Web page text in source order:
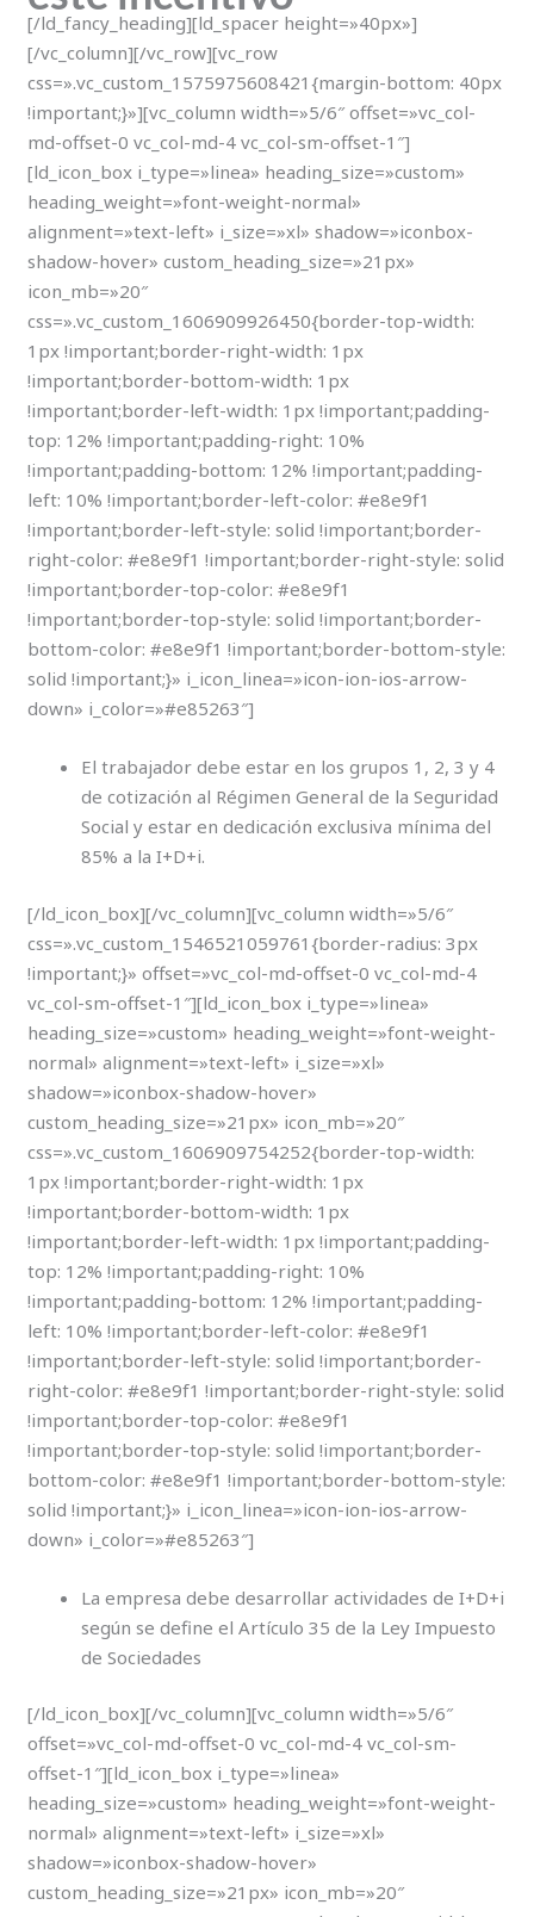
[/ld_fancy_heading][ld_spacer height=»40px»]
[/vc_column][/vc_row][vc_row
css=».vc_custom_1575975608421{margin-bottom: 40px
!important;}»][vc_column width=»5/6″ offset=»vc_col-
md-offset-0 vc_col-md-4 vc_col-sm-offset-1″]
[ld_icon_box i_type=»linea» heading_size=»custom»
heading_weight=»font-weight-normal»
alignment=»text-left» i_size=»xl» shadow=»iconbox-
shadow-hover» custom_heading_size=»21px»
icon_mb=»20″
css=».vc_custom_1606909926450{border-top-width:
1px !important;border-right-width: 1px
!important;border-bottom-width: 1px
!important;border-left-width: 1px !important;padding-
top: 12% !important;padding-right: 10%
!important;padding-bottom: 12% !important;padding-
left: 10% !important;border-left-color: #e8e9f1
!important;border-left-style: solid !important;border-
right-color: #e8e9f1 !important;border-right-style: solid
!important;border-top-color: #e8e9f1
!important;border-top-style: solid !important;border-
bottom-color: #e8e9f1 !important;border-bottom-style:
solid !important;}» i_icon_linea=»icon-ion-ios-arrow-
down» i_color=»#e85263″]
El trabajador debe estar en los grupos 1, 2, 3 y 4
de cotización al Régimen General de la Seguridad
Social y estar en dedicación exclusiva mínima del
85% a la I+D+i.
[/ld_icon_box][/vc_column][vc_column width=»5/6″
css=».vc_custom_1546521059761{border-radius: 3px
!important;}» offset=»vc_col-md-offset-0 vc_col-md-4
vc_col-sm-offset-1″][ld_icon_box i_type=»linea»
heading_size=»custom» heading_weight=»font-weight-
normal» alignment=»text-left» i_size=»xl»
shadow=»iconbox-shadow-hover»
custom_heading_size=»21px» icon_mb=»20″
css=».vc_custom_1606909754252{border-top-width:
1px !important;border-right-width: 1px
!important;border-bottom-width: 1px
!important;border-left-width: 1px !important;padding-
top: 12% !important;padding-right: 10%
!important;padding-bottom: 12% !important;padding-
left: 10% !important;border-left-color: #e8e9f1
!important;border-left-style: solid !important;border-
right-color: #e8e9f1 !important;border-right-style: solid
!important;border-top-color: #e8e9f1
!important;border-top-style: solid !important;border-
bottom-color: #e8e9f1 !important;border-bottom-style:
solid !important;}» i_icon_linea=»icon-ion-ios-arrow-
down» i_color=»#e85263″]
La empresa debe desarrollar actividades de I+D+i
según se define el Artículo 35 de la Ley Impuesto
de Sociedades
[/ld_icon_box][/vc_column][vc_column width=»5/6″
offset=»vc_col-md-offset-0 vc_col-md-4 vc_col-sm-
offset-1″][ld_icon_box i_type=»linea»
heading_size=»custom» heading_weight=»font-weight-
normal» alignment=»text-left» i_size=»xl»
shadow=»iconbox-shadow-hover»
custom_heading_size=»21px» icon_mb=»20″